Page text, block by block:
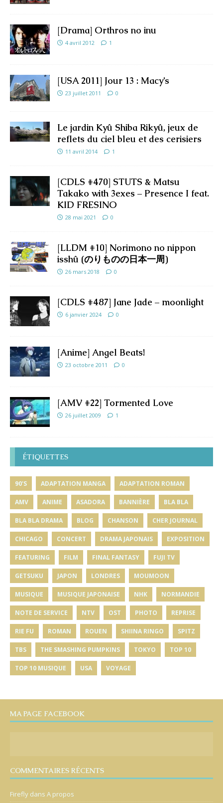
[Drama] Orthros no inu
4 avril 2012 1
[USA 2011] Jour 13 : Macy’s
23 juillet 2011 0
Le jardin Kyû Shiba Rikyû, jeux de
reflets du ciel bleu et des cerisiers
11 avril 2014 1
[CDLS #470] STUTS & Matsu
Takako with 3exes – Presence I feat.
KID FRESINO
28 mai 2021 0
[LLDM #10] Norimono no nippon
isshû (のりものの日本一周)
26 mars 2018 0
[CDLS #487] Jane Jade – moonlight
6 janvier 2024 0
[Anime] Angel Beats!
23 octobre 2011 0
[AMV #22] Tormented Love
26 juillet 2009 1
ÉTIQUETTES
90'S ADAPTATION MANGA ADAPTATION ROMAN
AMV ANIME ASADORA BANNIÈRE BLA BLA
BLA BLA DRAMA BLOG CHANSON CHER JOURNAL
CHICAGO CONCERT DRAMA JAPONAIS EXPOSITION
FEATURING FILM FINAL FANTASY FUJI TV
GETSUKU JAPON LONDRES MOUMOON
MUSIQUE MUSIQUE JAPONAISE NHK NORMANDIE
NOTE DE SERVICE NTV OST PHOTO REPRISE
RIE FU ROMAN ROUEN SHIINA RINGO SPITZ
TBS THE SMASHING PUMPKINS TOKYO TOP 10
TOP 10 MUSIQUE USA VOYAGE
MA PAGE FACEBOOK
COMMENTAIRES RÉCENTS
Firefly dans A propos